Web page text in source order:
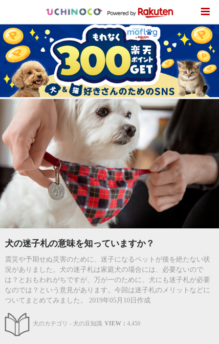
犬の迷子札の意味を知っていますか？
震災や予期せぬ災害のために、迷子になるペットが後を絶たない状
況がありました。犬の迷子札は家庭犬の場合には、必要ないので
は？とおもわれがちですが、万が一のために、犬にも迷子札が必要
なのでは？という意見があります。今回は迷子札のメリットなどに
ついてまとめてみました。 2019年05月10日作成
犬のカテゴリ - 犬の豆知識 VIEW： 4,450